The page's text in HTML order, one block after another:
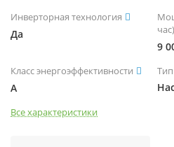
Инверторная технология
Да
час)
9
Класс энергоэффективности
A
Все характеристики